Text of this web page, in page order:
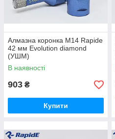
Алмазна коронка М14 Rapide
42 мм Evolution diamond
(УШМ)
В наявності
903 ₴
Купити